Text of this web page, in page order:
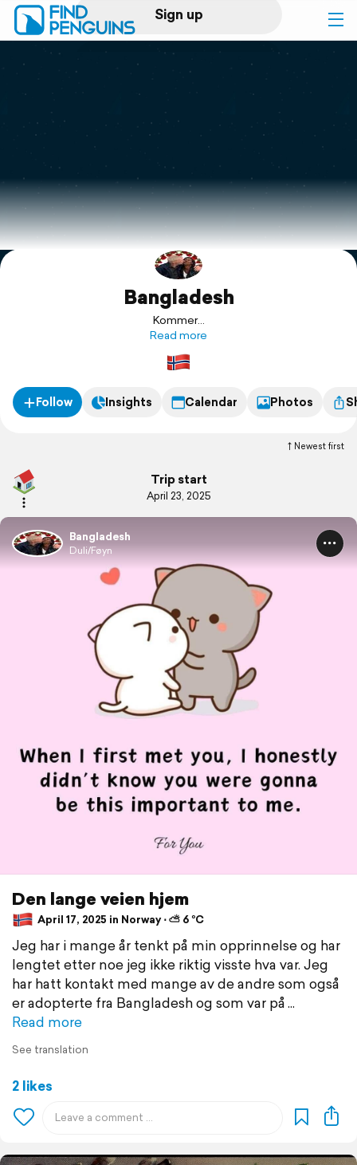
Sign up
Log in
Print a book
Flyover video
Explore
Bangladesh
Kommer...
Read more
Follow Insights Calendar Photos
Newest first
Trip start
April 23, 2025
Bangladesh
Duli/Føyn
Den lange veien hjem
April 17, 2025 in Norway ⋅ ⛅ 6 °C
Jeg har i mange år tenkt på min opprinnelse og har
lengtet etter noe jeg ikke riktig visste hva var. Jeg
har hatt kontakt med mange av de andre som også
er adopterte fra Bangladesh og som var på
Read more
See translation
2 likes